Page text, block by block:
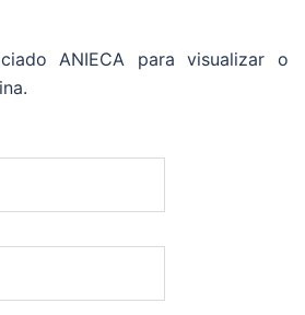
ANIECA para visualizar o